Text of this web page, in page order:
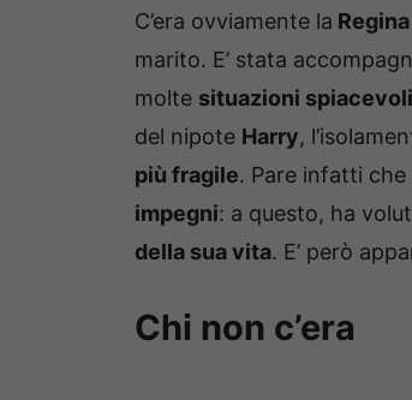
C’era ovviamente la
marito. E’ stata
molte situazioni spiacevoli
del nipote Harry,
più fragile. Pare infatti
impegni: a questo, ha
della sua vita. E’ però
Chi non c’era